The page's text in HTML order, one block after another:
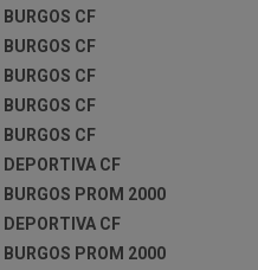
BURGOS CF
BURGOS CF
BURGOS CF
BURGOS CF
BURGOS CF
DEPORTIVA CF
BURGOS PROM 2000
DEPORTIVA CF
BURGOS PROM 2000